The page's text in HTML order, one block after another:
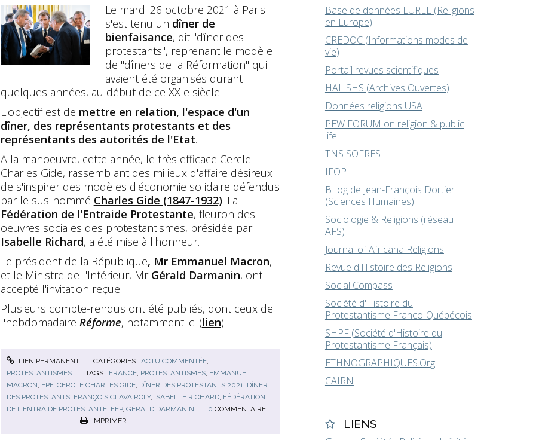
Le mardi 26 octobre 2021 à Paris
s'est tenu un dîner de
bienfaisance, dit "dîner des
protestants", reprenant le modèle
de "dîners de la Réformation" qui
avaient été organisés durant
quelques années, au début de ce XXIe siècle.
L'objectif est de mettre en relation, l'espace d'un
dîner, des représentants protestants et des
représentants des autorités de l'Etat.
A la manoeuvre, cette année, le très efficace Cercle
Charles Gide, rassemblant des milieux d'affaire désireux
de s'inspirer des modèles d'économie solidaire défendus
par le sus-nommé Charles Gide (1847-1932). La
Fédération de l'Entraide Protestante, fleuron des
oeuvres sociales des protestantismes, présidée par
Isabelle Richard, a été mise à l'honneur.
Le président de la République, Mr Emmanuel Macron,
et le Ministre de l'Intérieur, Mr Gérald Darmanin, ont
accepté l'invitation reçue.
Plusieurs compte-rendus ont été publiés, dont ceux de
l'hebdomadaire Réforme, notamment ici (lien).
LIEN PERMANENT CATÉGORIES :ACTU COMMENTÉE
PROTESTANTISMES
TAGS : FRANCE, PROTESTANTISMES, EMMANUEL
MACRON FPF, CERCLE CHARLES GIDE, DÎNER DES PROTESTANTS 2021
DÎNER
DES PROTESTANTS, FRANÇOIS CLAVAIROLY, ISABELLE RICHARD, FÉDÉRATION
DE L'ENTRAIDE PROTESTANTE, FEP, GÉRALD DARMANIN 0 COMMENTAIRE
IMPRIMER
Base de données EUREL (Religions
en Europe)
CREDOC (Informations modes de
vie)
Portail revues scientifiques
HAL SHS (Archives Ouvertes)
Données religions USA
PEW FORUM on religion & public
life
TNS SOFRES
IFOP
BLog de Jean-François Dortier
(Sciences Humaines)
Sociologie & Religions (réseau
AFS)
Journal of Africana Religions
Revue d'Histoire des Religions
Social Compass
Société d'Histoire du
Protestantisme Franco-Québécois
SHPF (Société d'Histoire du
Protestantisme Français)
ETHNOGRAPHIQUES.Org
CAIRN
LIENS